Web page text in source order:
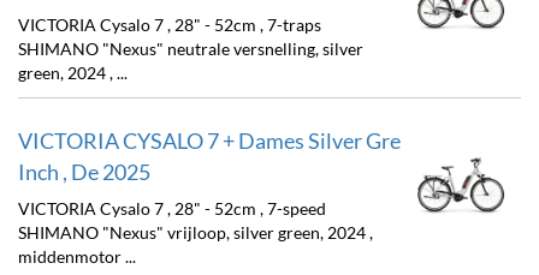
VICTORIA Cysalo 7 , 28" - 52cm , 7-traps
SHIMANO "Nexus" neutrale versnelling, silver
green, 2024 , ...
VICTORIA CYSALO 7 + Dames Silver Green 52cm 28
Inch , De 2025
VICTORIA Cysalo 7 , 28" - 52cm , 7-speed
SHIMANO "Nexus" vrijloop, silver green, 2024 ,
middenmotor ...